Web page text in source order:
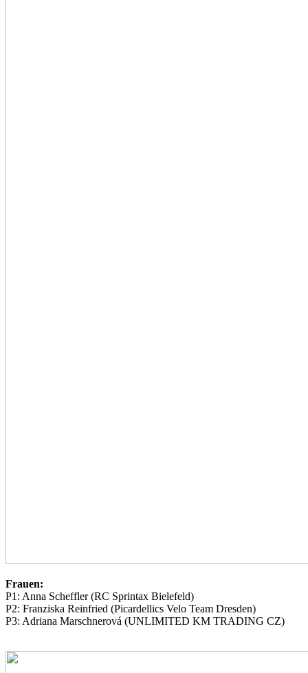
Frauen:
P1: Anna Scheffler (RC Sprintax Bielefeld)
P2: Franziska Reinfried (Picardellics Velo Team Dresden)
P3: Adriana Marschnerová (UNLIMITED KM TRADING CZ)